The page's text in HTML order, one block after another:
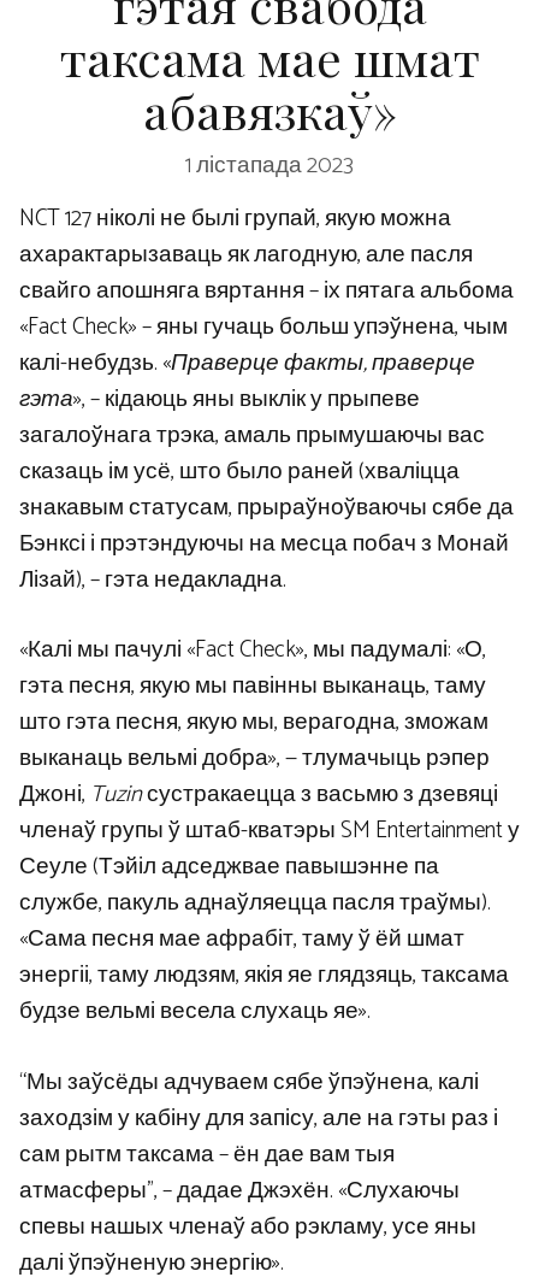
таксама мае шмат
абавязкаў»
1 лістапада 2023
NCT 127 ніколі не былі групай, якую можна
ахарактарызаваць як лагодную, але пасля
свайго апошняга вяртання – іх пятага альбома
«Fact Check» – яны гучаць больш упэўнена, чым
калі-небудзь. «Праверце факты, праверце
гэта», – кідаюць яны выклік у прыпеве
загалоўнага трэка, амаль прымушаючы вас
сказаць ім усё, што было раней (хваліцца
знакавым статусам, прыраўноўваючы сябе да
Бэнксі і прэтэндуючы на ​​месца побач з Монай
Лізай), – гэта недакладна.
«Калі мы пачулі «Fact Check», мы падумалі: «О,
гэта песня, якую мы павінны выканаць, таму
што гэта песня, якую мы, верагодна, зможам
выканаць вельмі добра», — тлумачыць рэпер
Джоні, Tuzinсустракаецца з васьмю з дзевяці
членаў групы ў штаб-кватэры SM Entertainment у
Сеуле (Тэйіл адседжвае павышэнне па
службе, пакуль аднаўляецца пасля траўмы).
«Сама песня мае афрабіт, таму ў ёй шмат
энергіі, таму людзям, якія яе глядзяць, таксама
будзе вельмі весела слухаць яе».
“Мы заўсёды адчуваем сябе ўпэўнена, калі
заходзім у кабіну для запісу, але на гэты раз і
сам рытм таксама – ён дае вам тыя
атмасферы”, – дадае Джэхён. «Слухаючы
спевы нашых членаў або рэкламу, усе яны
далі ўпэўненую энергію».